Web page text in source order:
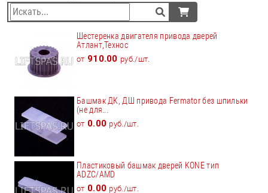
Шестеренка двигателя привода дверей
Атлант,Технос
от 910.00 руб./шт.
Башмак ДК, ДШ привода Fermator без шпильки
(не для...
от 0.00 руб./шт.
Пластиковый башмак дверей KONE тип
ADZC/AMD
от 0.00 руб./шт.